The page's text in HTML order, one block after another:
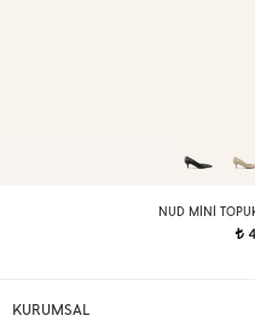
NUD MINI
t
KURUMSAL